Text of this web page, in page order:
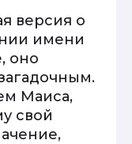
версия о
имени
оно
Маиса,
свой